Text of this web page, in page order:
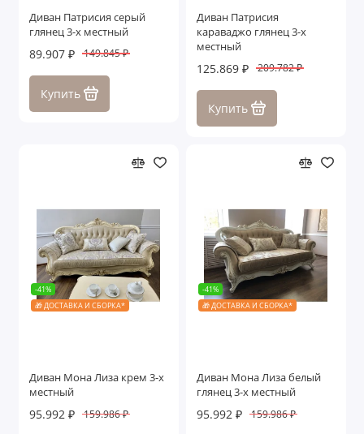
Диван Патрисия серый
глянец 3-х местный
89.907 ₽ 149.845 ₽
Купить
Диван Патрисия
караваджо глянец 3-х
местный
125.869 ₽ 209.782 ₽
Купить
-41%
🎁 ДОСТАВКА И СБОРКА*
Диван Мона Лиза крем 3-х
местный
95.992 ₽ 159.986 ₽
-41%
🎁 ДОСТАВКА И СБОРКА*
Диван Мона Лиза белый
глянец 3-х местный
95.992 ₽ 159.986 ₽